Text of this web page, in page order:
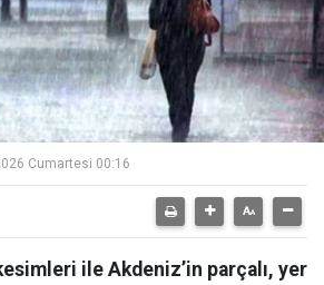
Cumartesi 00:16
ile Akdeniz’in parçalı, yer